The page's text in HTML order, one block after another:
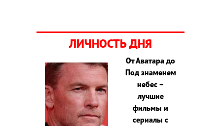
ЛИЧНОСТЬ ДНЯ
От Аватара до
Под знаменем
небес –
лучшие
фильмы и
сериалы с